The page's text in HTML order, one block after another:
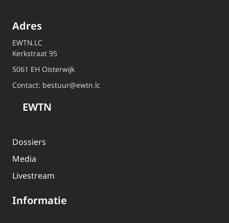
Adres
EWTN.LC
Kerkstraat 95
5061 EH Oisterwijk
Contact: bestuur@ewtn.lc
EWTN
Dossiers
Media
Livestream
Informatie